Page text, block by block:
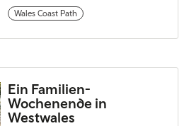
Wales Coast Path
Ein Familien-
Wochenende in
Westwales